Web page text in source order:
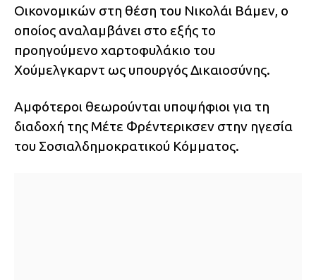
Οικονομικών στη θέση του Νικολάι Βάμεν, ο
οποίος αναλαμβάνει στο εξής το
προηγούμενο χαρτοφυλάκιο του
Χούμελγκαρντ ως υπουργός Δικαιοσύνης.
Αμφότεροι θεωρούνται υποψήφιοι για τη
διαδοχή της Μέτε Φρέντερικσεν στην ηγεσία
του Σοσιαλδημοκρατικού Κόμματος.